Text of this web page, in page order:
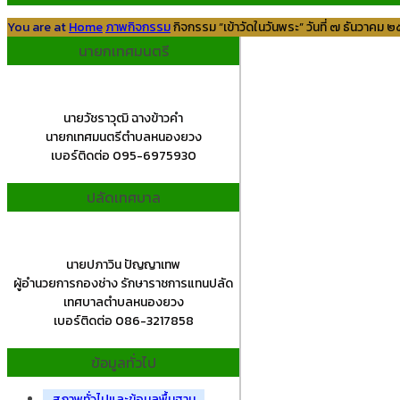
You are atHomeภาพกิจกรรมกิจกรรม “เข้าวัดในวันพระ” วันที่ ๗ ธันวาค
นายกเทศมนตรี
นายวัชราวุฒิ ฉางข้าวคำ
นายกเทศมนตรีตำบลหนองยวง
เบอร์ติดต่อ 095-6975930
ปลัดเทศบาล
นายปภาวิน ปัญญาเทพ
ผู้อำนวยการกองช่าง รักษาราชการแทนปลัด
เทศบาลตำบลหนองยวง
เบอร์ติดต่อ 086-3217858
ข้อมูลทั่วไป